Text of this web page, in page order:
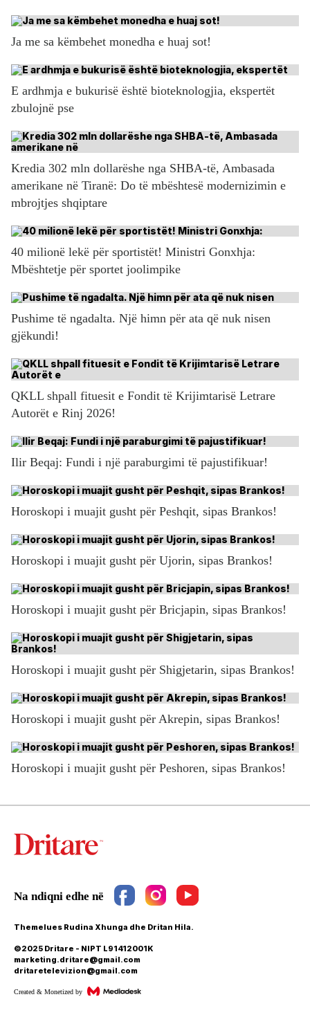
Ja me sa këmbehet monedha e huaj sot!
E ardhmja e bukurisë është bioteknologjia, ekspertët
zbulojnë pse
Kredia 302 mln dollarëshe nga SHBA-të, Ambasada
amerikane në Tiranë: Do të mbështesë modernizimin e
mbrojtjes shqiptare
40 milionë lekë për sportistët! Ministri Gonxhja:
Mbështetje për sportet joolimpike
Pushime të ngadalta. Një himn për ata që nuk nisen
gjëkundi!
QKLL shpall fituesit e Fondit të Krijimtarisë Letrare
Autorët e Rinj 2026!
Ilir Beqaj: Fundi i një paraburgimi të pajustifikuar!
Horoskopi i muajit gusht për Peshqit, sipas Brankos!
Horoskopi i muajit gusht për Ujorin, sipas Brankos!
Horoskopi i muajit gusht për Bricjapin, sipas Brankos!
Horoskopi i muajit gusht për Shigjetarin, sipas Brankos!
Horoskopi i muajit gusht për Akrepin, sipas Brankos!
Horoskopi i muajit gusht për Peshoren, sipas Brankos!
Themelues Rudina Xhunga dhe Dritan Hila.
©2025 Dritare - NIPT L91412001K
marketing.dritare@gmail.com
dritaretelevizion@gmail.com
Created & Monetized by